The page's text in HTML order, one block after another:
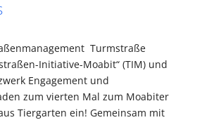
Turmstraße
Initiative-Moabit“ (TIM) und
Engagement und
zum vierten Mal zum Moabiter
Tiergarten ein! Gemeinsam mit